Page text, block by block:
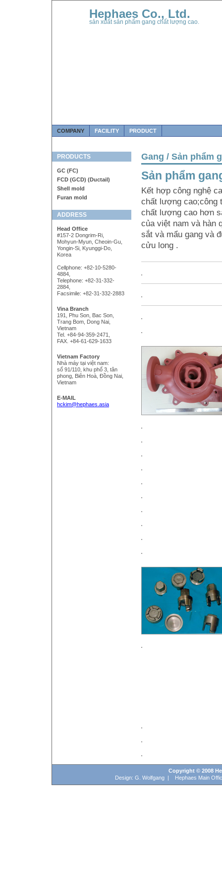
Hephaes Co., Ltd.
sản xuất sản phẩm gang chất lượng cao.
COMPANY FACILITY PRODUCT
PRODUCTS
GC (FC)
FCD (GCD) (Ductail)
Shell mold
Furan mold
ADDRESS
Head Office
#157-2 Dongrim-Ri,
Mohyun-Myun, Cheoin-Gu,
Yongin-Si, Kyunggi-Do,
Korea
Cellphone: +82-10-5280-
4884,
Telephone: +82-31-332-
2884,
Facsimile: +82-31-332-2883
Vina Branch
191, Phu Son, Bac Son,
Trang Bom, Dong Nai,
Vietnam
Tel. +84-94-359-2471,
FAX. +84-61-629-1633
Vietnam Factory
Nhà máy tại việt nam:
số 91/110, khu phố 3, tân
phong, Biên Hoà, Đồng Nai,
Vietnam
E-MAIL
hckim@hephaes.asia
Gang / Sản phẩm
Sản phẩm
Kết hợp công nghệ
chất lượng cao;công
chất lượng cao hơn
của việt nam và hàn
sắt và mẩu gang và
cửu long .
Copyright © 2008
Design: G. Wolfgang | Hephaes Main